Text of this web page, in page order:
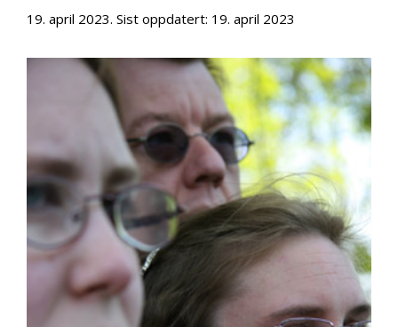
19. april 2023. Sist oppdatert: 19. april 2023